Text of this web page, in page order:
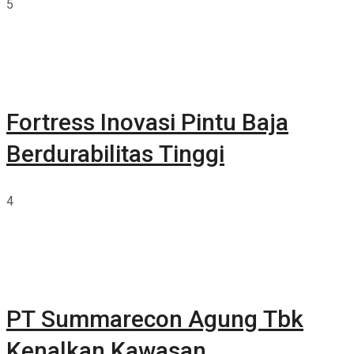
5
Fortress Inovasi Pintu Baja
Berdurabilitas Tinggi
4
PT Summarecon Agung Tbk